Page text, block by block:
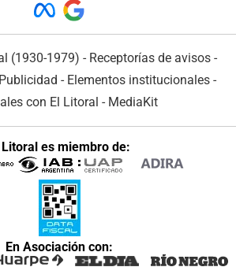
(1930-1979) - Receptorías de avisos -
- Elementos institucionales -
con El Litoral - MediaKit
Litoral es miembro de:
En Asociación con: